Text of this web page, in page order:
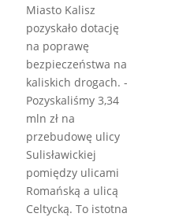
Miasto Kalisz
pozyskało dotację
na poprawę
bezpieczeństwa na
kaliskich drogach. -
Pozyskaliśmy 3,34
mln zł na
przebudowę ulicy
Sulisławickiej
pomiędzy ulicami
Romańską a ulicą
Celtycką. To istotna